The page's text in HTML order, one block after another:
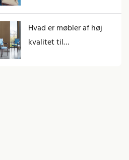
Australien
Hvad er møbler af høj
kvalitet til